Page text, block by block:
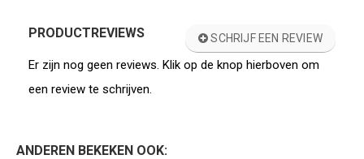
PRODUCTREVIEWS SCHRIJF EEN REVIEW
Er zijn nog geen reviews. Klik op de knop hierboven om
een review te schrijven.
ANDEREN BEKEKEN OOK: